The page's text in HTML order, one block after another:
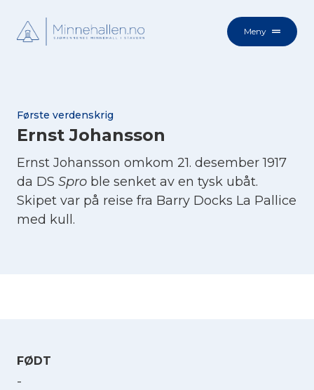
Meny
Første verdenskrig
Ernst Johansson
Ernst Johansson omkom 21. desember 1917
da DS Spro ble senket av en tysk ubåt.
Skipet var på reise fra Barry Docks La Pallice
med kull.
FØDT
-